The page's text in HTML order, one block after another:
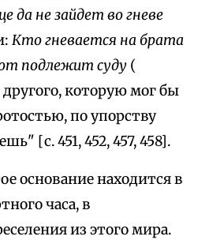
да не зайдет во гневе
Кто гневается на брата
подлежит суду (
другого, которую мог бы
по упорству
[с. 451, 452, 457, 458].
основание находится в
часа, в
из этого мира.